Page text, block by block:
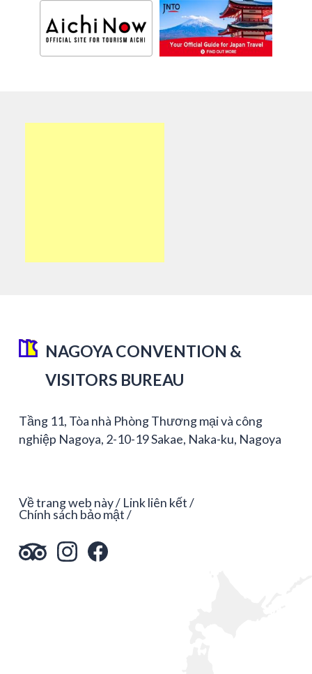
NAGOYA CONVENTION &
VISITORS BUREAU
Tầng 11, Tòa nhà Phòng Thương mại và công
nghiệp Nagoya, 2-10-19 Sakae, Naka-ku, Nagoya
Về trang web này Link liên kết
Chính sách bảo mật